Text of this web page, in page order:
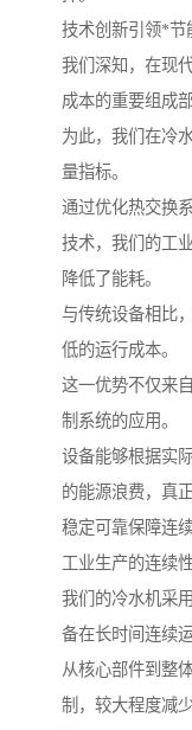
技术创新引领*节
我们深知，在现
成本的重要组成部
为此，我们在冷
量指标。
通过优化热交换
技术，我们的工
降低了能耗。
与传统设备相比
低的运行成本。
这一优势不仅来
制系统的应用。
设备能够根据实
的能源浪费，真
稳定可靠保障连
工业生产的连续
我们的冷水机采
备在长时间连续
从核心部件到整
制，较大程度减